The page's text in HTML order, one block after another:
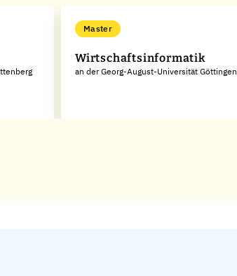
Master
Wirtschaftsinformatik
an der Georg-August-Universität Göttingen